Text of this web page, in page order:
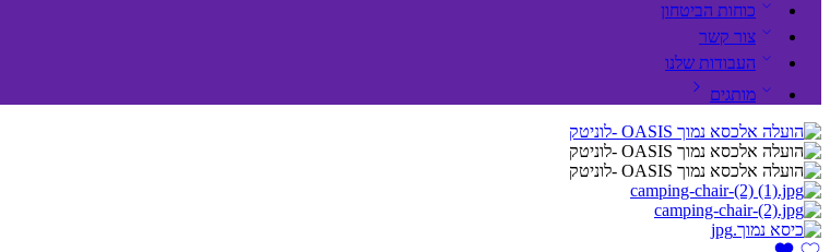
כוחות הביטחון
צור קשר
העבודות שלנו
מותגים